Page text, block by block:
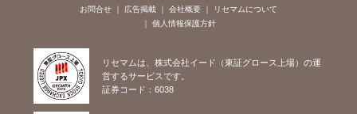
お問合せ 広告掲載 会社概要
リセマムについて
個人情報保護方針
リセマムは、株式会社イード（東証グロース上場）の運
営するサービスです。
証券コード：6038